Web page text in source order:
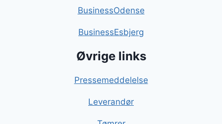
BusinessOdense
BusinessEsbjerg
Øvrige links
Pressemeddelelse
Leverandør